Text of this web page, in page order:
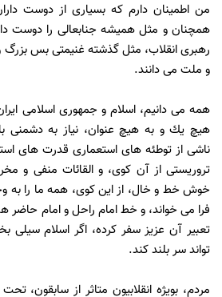
من اطمينان دارم كه بسيارى از دوست
همچنان و مثل هميشه جنابعالى را دوست
رهبرى انقلاب، مثل گذشته غنيمتى بس
و ملت مى دانند.
همه مى دانيم، اسلام و جمهورى اسلامى
هيچ يك و به هيچ عنوان، نياز به دشمنى
ناشى از توطئه هاى استعمارى قدرت هاى
تروريستى از آن كوى، و القائات منفى و
خوش خط و خال، از اين كوى، همه ما را به
فرا مى خواند، و خط امام راحل و امام حاضر
تعبير آن عزيز سفر كرده، اگر اسلام سيلى
تواند سر بلند كند.
مردم، بويژه انقلابيون متاثر از سابقون،